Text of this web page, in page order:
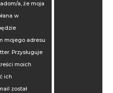
a, że moja
w
mojego adresu
Przysługuje
moich
ich
został